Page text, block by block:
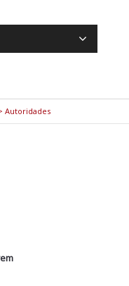
Autoridades